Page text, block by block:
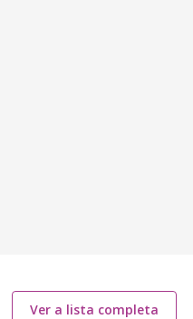
Ver a lista completa